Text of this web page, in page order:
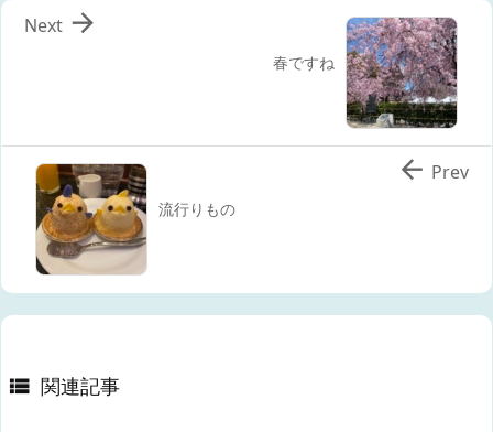
春ですね

Next
流行りもの
 Prev
 関連記事